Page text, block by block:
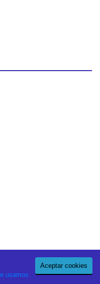
. All rights reserved.
Powered by
Aceptar cookies
usamos